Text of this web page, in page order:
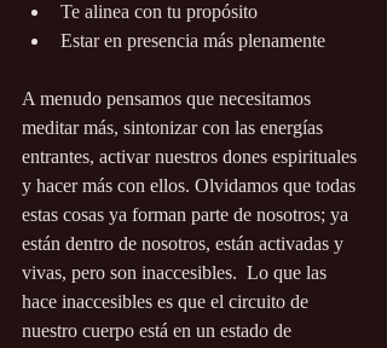
Te alinea con tu propósito
Estar en presencia más plenamente
A menudo pensamos que necesitamos
meditar más, sintonizar con las energías
entrantes, activar nuestros dones espirituales
y hacer más con ellos. Olvidamos que todas
estas cosas ya forman parte de nosotros; ya
están dentro de nosotros, están activadas y
vivas, pero son inaccesibles.  Lo que las
hace inaccesibles es que el circuito de
nuestro cuerpo está en un estado de